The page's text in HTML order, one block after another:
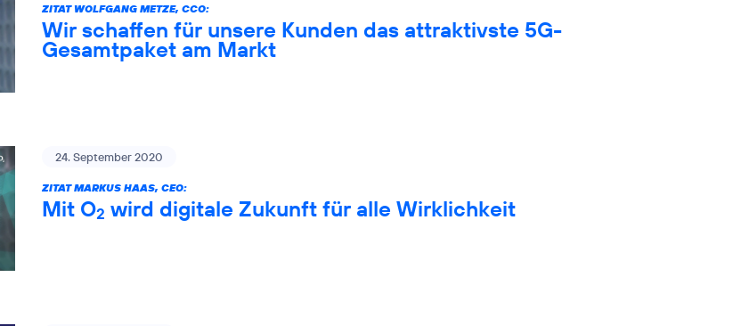
ZITAT WOLFGANG METZE, CCO:
Wir schaffen für unsere Kunden das attraktivste 5G-
Gesamtpaket am Markt
24. September 2020
ZITAT MARKUS HAAS, CEO:
Mit O2 wird digitale Zukunft für alle Wirklichkeit